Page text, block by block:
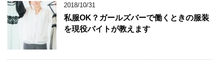
2018/10/31
私服OK？ガールズバーで働くときの服装
を現役バイトが教えます